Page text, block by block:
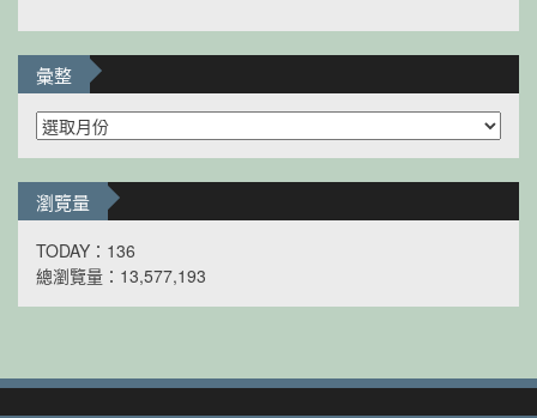
彙整
彙
整
瀏覽量
TODAY：136
總瀏覽量：13,577,193